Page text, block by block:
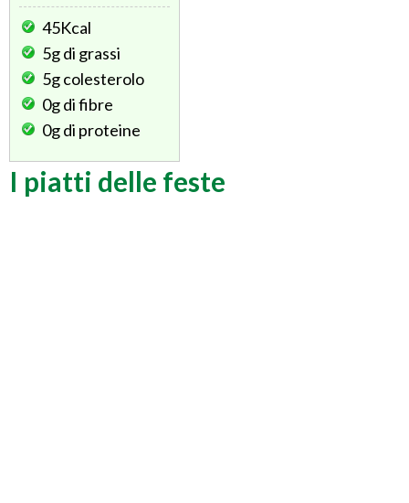
45Kcal
5gdi grassi
5gcolesterolo
0gdi fibre
0gdi proteine
I piatti delle feste